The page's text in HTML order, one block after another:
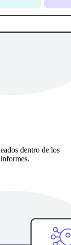
dentro de los